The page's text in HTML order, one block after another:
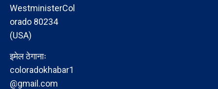
WestministerCol
orado 80234
(USA)
इमेल ठेगानाः
coloradokhabar1
@gmail.com